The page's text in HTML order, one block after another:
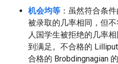
机会均等 ：虽然符合条
被录取的几率相同，但
人国学生被拒绝的几率
到满足。不合格的
合格的 Brobdingnagian